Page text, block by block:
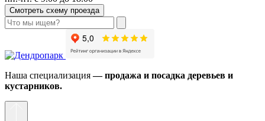
Смотреть схему проезда
Наша специализация— продажа и посадка деревьев и
кустарников.